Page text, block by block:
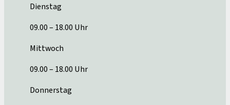
Dienstag
09.00 – 18.00 Uhr
Mittwoch
09.00 – 18.00 Uhr
Donnerstag